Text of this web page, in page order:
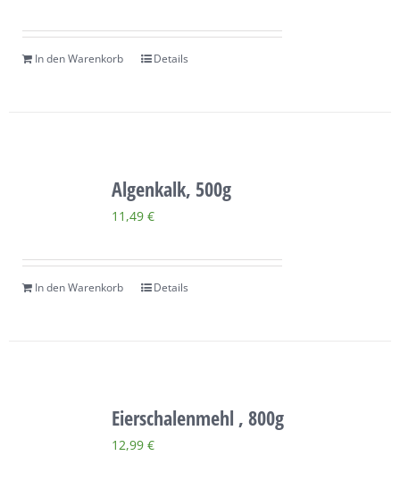
In den Warenkorb Details
Algenkalk, 500g
11,49 €
In den Warenkorb Details
Eierschalenmehl , 800g
12,99 €